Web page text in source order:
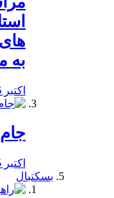
به
اکتبر 16, 2019
اکتبر 15, 2019
بسکتبال